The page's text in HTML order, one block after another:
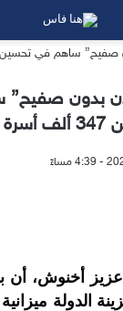
بدون
أخنوش، أن